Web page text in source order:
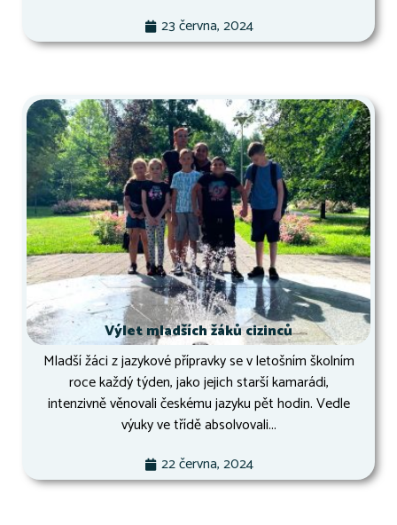
23 června, 2024
Výlet mladších žáků cizinců
Mladší žáci z jazykové přípravky se v letošním školním
roce každý týden, jako jejich starší kamarádi,
intenzivně věnovali českému jazyku pět hodin. Vedle
výuky ve třídě absolvovali...
22 června, 2024